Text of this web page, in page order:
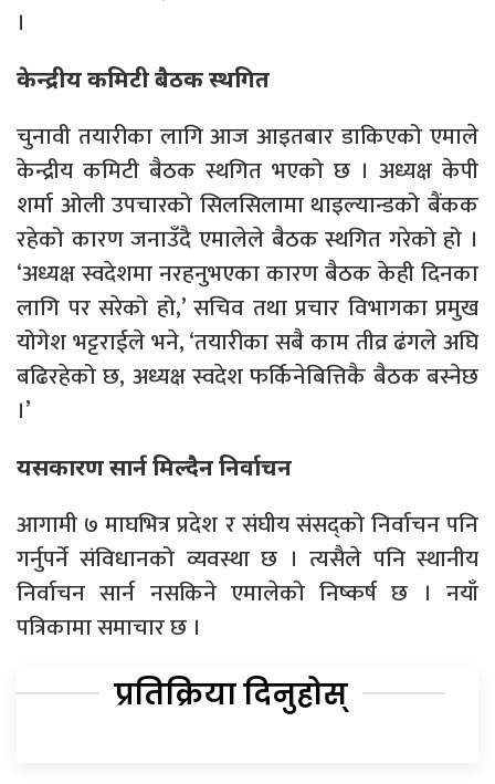
।
केन्द्रीय कमिटी बैठक स्थगित
चुनावी तयारीका लागि आज आइतबार डाकिएको एमाले
केन्द्रीय कमिटी बैठक स्थगित भएको छ । अध्यक्ष केपी
शर्मा ओली उपचारको सिलसिलामा थाइल्यान्डको बैंकक
रहेको कारण जनाउँदै एमालेले बैठक स्थगित गरेको हो ।
‘अध्यक्ष स्वदेशमा नरहनुभएका कारण बैठक केही दिनका
लागि पर सरेको हो,’ सचिव तथा प्रचार विभागका प्रमुख
योगेश भट्टराईले भने, ‘तयारीका सबै काम तीव्र ढंगले अघि
बढिरहेको छ, अध्यक्ष स्वदेश फर्किनेबित्तिकै बैठक बस्नेछ
।’
यसकारण सार्न मिल्दैन निर्वाचन
आगामी ७ माघभित्र प्रदेश र संघीय संसद्को निर्वाचन पनि
गर्नुपर्ने संविधानको व्यवस्था छ । त्यसैले पनि स्थानीय
निर्वाचन सार्न नसकिने एमालेको निष्कर्ष छ । नयाँ
पत्रिकामा समाचार छ ।
प्रतिक्रिया दिनुहोस्